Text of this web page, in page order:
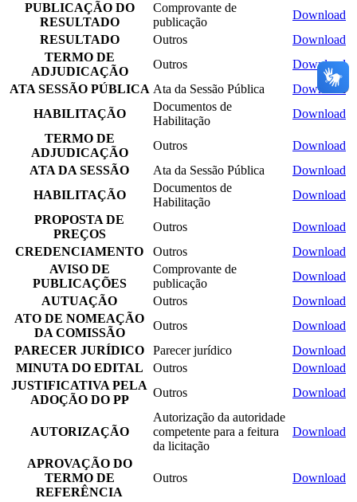
PUBLICAÇÃO DO
RESULTADO
Comprovante de
publicação
Download
RESULTADO
Outros
Download
TERMO DE
ADJUDICAÇÃO
Outros
Download
ATA SESSÃO PÚBLICA Ata da Sessão Pública
Download
HABILITAÇÃO
Documentos de
Habilitação
Download
TERMO DE
ADJUDICAÇÃO
Outros
Download
ATA DA SESSÃO
Ata da Sessão Pública
Download
HABILITAÇÃO
Documentos de
Habilitação
Download
PROPOSTA DE
PREÇOS
Outros
Download
CREDENCIAMENTO
Outros
Download
AVISO DE
PUBLICAÇÕES
Comprovante de
publicação
Download
AUTUAÇÃO
Outros
Download
ATO DE NOMEAÇÃO
DA COMISSÃO
Outros
Download
PARECER JURÍDICO
Parecer jurídico
Download
MINUTA DO EDITAL
Outros
Download
JUSTIFICATIVA PELA
ADOÇÃO DO PP
Outros Download
AUTORIZAÇÃO
Autorização da autoridade
competente para a feitura
da licitação
Download
APROVAÇÃO DO
TERMO DE
REFERÊNCIA
Outros Download